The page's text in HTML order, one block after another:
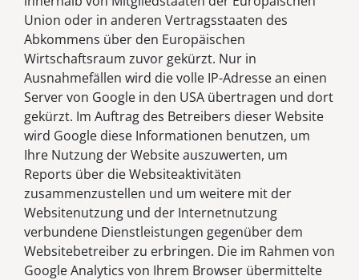
Union oder in anderen Vertragsstaaten des
Abkommens über den Europäischen
Wirtschaftsraum zuvor gekürzt. Nur in
Ausnahmefällen wird die volle IP-Adresse an einen
Server von Google in den USA übertragen und dort
gekürzt. Im Auftrag des Betreibers dieser Website
wird Google diese Informationen benutzen, um
Ihre Nutzung der Website auszuwerten, um
Reports über die Websiteaktivitäten
zusammenzustellen und um weitere mit der
Websitenutzung und der Internetnutzung
verbundene Dienstleistungen gegenüber dem
Websitebetreiber zu erbringen. Die im Rahmen von
Google Analytics von Ihrem Browser übermittelte